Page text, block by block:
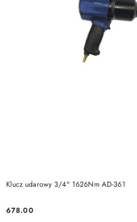
Klucz udarowy 3/4" 1626Nm AD-361
Cena:
678.00